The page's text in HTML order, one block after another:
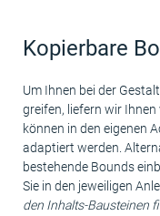
Kopierbare
Um Ihnen bei der
greifen, liefern wir Ihnen
können in den eigenen
adaptiert werden.
bestehende Bounds
Sie in den jeweiligen
den Inhalts-Bausteinen